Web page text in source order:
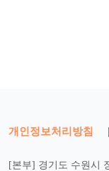
개인정보처리방침 |
[본부] 경기도 수원시